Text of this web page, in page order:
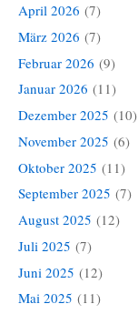
April 2026 (7)
März 2026 (7)
Februar 2026 (9)
Januar 2026 (11)
Dezember 2025 (10)
November 2025 (6)
Oktober 2025 (11)
September 2025 (7)
August 2025 (12)
Juli 2025 (7)
Juni 2025 (12)
Mai 2025 (11)